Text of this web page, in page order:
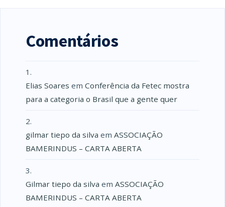
Comentários
Elias Soares em Conferência da Fetec mostra
para a categoria o Brasil que a gente quer
gilmar tiepo da silva em ASSOCIAÇÃO
BAMERINDUS – CARTA ABERTA
Gilmar tiepo da silva em ASSOCIAÇÃO
BAMERINDUS – CARTA ABERTA